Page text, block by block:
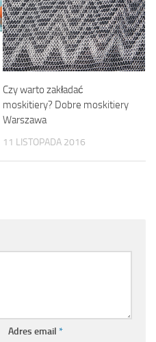
Czy warto zakładać
moskitiery? Dobre moskitiery
Warszawa
11 LISTOPADA 2016
Adres email *